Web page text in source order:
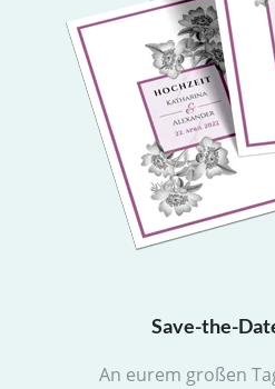
Save-the-
An eurem großen